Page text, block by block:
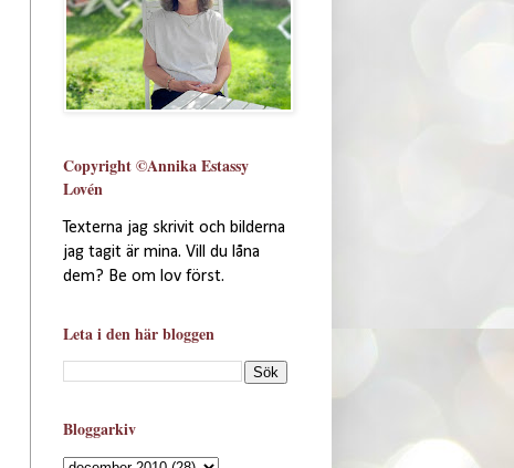
Copyright ©Annika Estassy
Lovén
Texterna jag skrivit och bilderna
jag tagit är mina. Vill du låna
dem? Be om lov först.
Leta i den här bloggen
Bloggarkiv